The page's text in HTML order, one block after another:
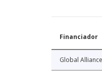
Financiador
Global